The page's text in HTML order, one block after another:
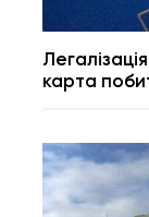
карта